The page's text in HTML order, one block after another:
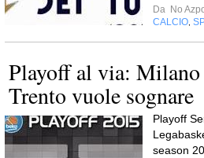
Da No
CALCIO
Playoff al via: Milano
Trento vuole sognare
Playoff
season